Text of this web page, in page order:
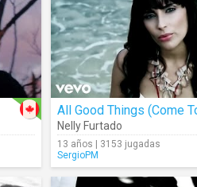
Nelly Furtado
13 años | 3153 jugadas
SergioPM